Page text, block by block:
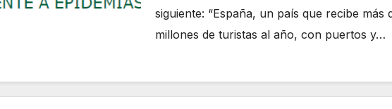
siguiente: “España, un país que recibe más
millones de turistas al año, con puertos y…